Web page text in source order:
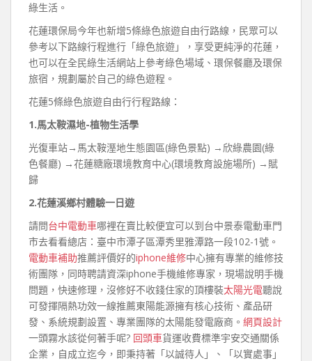
綠生活。
花蓮環保局今年也新增5條綠色旅遊自由行路線，民眾可以
參考以下路線行程進行「綠色旅遊」，享受更純淨的花蓮，
也可以在全民綠生活網站上參考綠色場域、環保餐廳及環保
旅宿，規劃屬於自己的綠色遊程。
花蓮5條綠色旅遊自由行行程路線：
1.馬太鞍濕地-植物生活學
光復車站→馬太鞍溼地生態園區(綠色景點) →欣綠農園(綠
色餐廳) →花蓮糖廠環境教育中心(環境教育設施場所) →賦
歸
2.花蓮溪鄉村體驗一日遊
請問台中電動車哪裡在賣比較便宜可以到台中景泰電動車門
市去看看總店：臺中市潭子區潭秀里雅潭路一段102-1號。
電動車補助推薦評價好的iphone維修中心擁有專業的維修技
術團隊，同時聘請資深iphone手機維修專家，現場說明手機
問題，快速修理，沒修好不收錢住家的頂樓裝太陽光電聽說
可發揮隔熱功效一線推薦東陽能源擁有核心技術、產品研
發、系統規劃設置、專業團隊的太陽能發電廠商。 網頁設計
一頭霧水該從何著手呢? 回頭車貨運收費標準宇安交通關係
企業，自成立迄今，即秉持著「以誠待人」、「以實處事」